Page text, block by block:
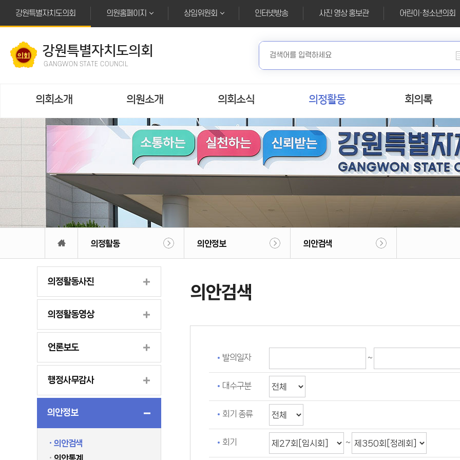
강원특별자치도의회
의원홈페이지 상임위원회 인터넷방송 사진 영상 홍보관 어린이·청소년의회
강원특별자치도의회
GANGWON STATE COUNCIL
의회소개 의원소개 의회소식 의정활동 회의록
의정활동 의안정보 의안검색
의정활동사진
의정활동영상
언론보도
행정사무감사
의안정보
의안검색
의안통계
의안검색
발의일자 ~
대수구분
회기 종류
회기 ~